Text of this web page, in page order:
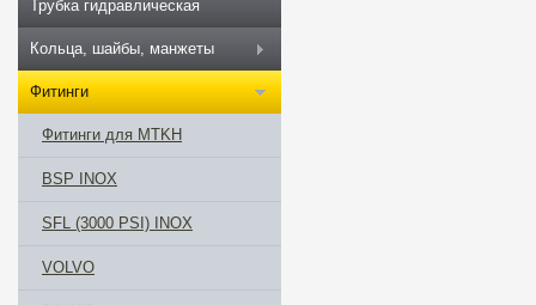
Трубка гидравлическая
Кольца, шайбы, манжеты
Фитинги
Фитинги для MTKH
BSP INOX
SFL (3000 PSI) INOX
VOLVO